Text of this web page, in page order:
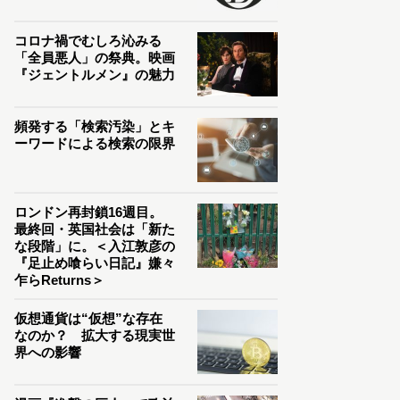
コロナ禍でむしろ沁みる
「全員悪人」の祭典。映画
『ジェントルメン』の魅力
頻発する「検索汚染」とキ
ーワードによる検索の限界
ロンドン再封鎖16週目。
最終回・英国社会は「新た
な段階」に。＜入江敦彦の
『足止め喰らい日記』嫌々
乍らReturns＞
仮想通貨は“仮想”な存在
なのか？ 拡大する現実世
界への影響